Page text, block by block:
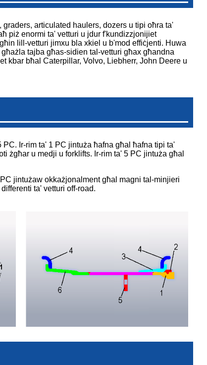
articulated haulers, dozers u tipi oħra ta'
piż enormi ta' vetturi u jdur f'kundizzjonijiet
lill-vetturi jimxu bla xkiel u b'mod effiċjenti. Huwa
għażla tajba għas-sidien tal-vetturi għax għandna
kbar bħal Caterpillar, Volvo, Liebherr, John Deere u
Ir-rim ta' 1 PC jintuża ħafna għal ħafna tipi ta'
żgħar u medji u forklifts. Ir-rim ta' 5 PC jintuża għal
jintużaw okkażjonalment għal magni tal-minjieri
ta' vetturi off-road.